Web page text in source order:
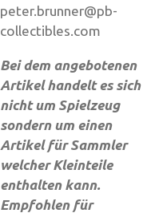
peter.brunner@pb-
collectibles.com
Bei dem angebotenen
Artikel handelt es sich
nicht um Spielzeug
sondern um einen
Artikel für Sammler
welcher Kleinteile
enthalten kann.
Empfohlen für